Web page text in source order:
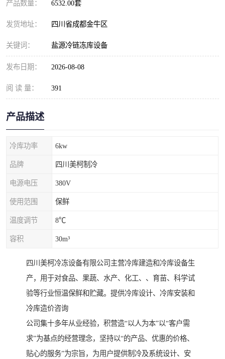
产品数量： 6532.00套
发货地址： 四川省成都金牛区
关键词： 盐源冷链冻库设备
发布日期： 2026-08-08
阅 读 量： 391
产品描述
冷库功率 6kw
品牌 四川美柯制冷
电源电压 380V
使用范围 保鲜
温度调节 8℃
容积 30m³
四川美柯冷冻设备有限公司主营冷库建造和冷库设备生
产，用于对食品、果蔬、水产、化工、、育苗、科学试
验等行业恒温保鲜和贮藏。提供冷库设计、冷库安装和
冷库造价咨询
公司集十多年从业经验，积营造“以人为本”以“客户需
求”为基点的经营理念，坚持以“的产品、优惠的价格、
贴心的服务”为宗旨，为用户提供制冷及系统设计、安